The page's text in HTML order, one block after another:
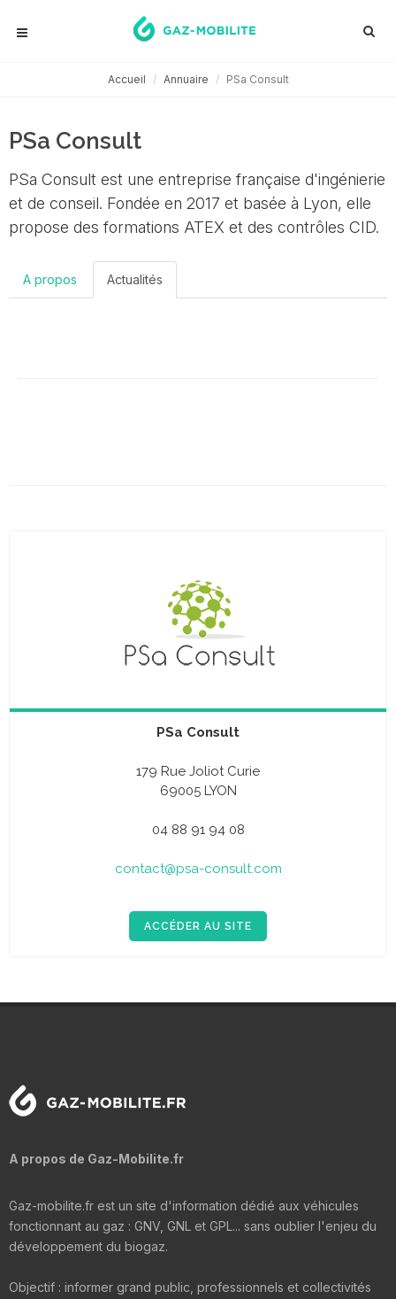
Accueil Annuaire PSa Consult
PSa Consult
PSa Consult est une entreprise française d'ingénierie
et de conseil. Fondée en 2017 et basée à Lyon, elle
propose des formations ATEX et des contrôles CID.
A propos Actualités
PSa Consult
179 Rue Joliot Curie
69005 LYON
04 88 91 94 08
contact@psa-consult.com
ACCÉDER AU SITE
A propos de Gaz-Mobilite.fr
Gaz-mobilite.fr est un site d'information dédié aux véhicules
fonctionnant au gaz : GNV, GNL et GPL... sans oublier l'enjeu du
développement du biogaz.
Objectif : informer grand public, professionnels et collectivités